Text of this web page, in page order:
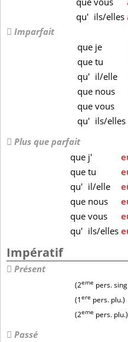
qu' ils/elles
Imparfait
que je
que tu
qu' il/elle
que nous
que vous
qu' ils/elles
Plus que parfait
que j'
quetu
qu' il/elle
que nous
quevous
qu' ils/elles
Impératif
Présent
(2eme pers.
(1ere pers. plu.)
(2eme pers. plu.)
Passé